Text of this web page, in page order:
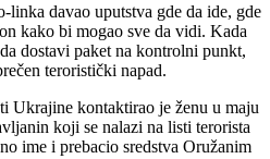
davao uputstva gde da ide, gde
kako bi mogao sve da vidi. Kada
dostavi paket na kontrolni punkt,
teroristički napad.
Ukrajine kontaktirao je ženu u maju
koji se nalazi na listi terorista
ime i prebacio sredstva Oružanim